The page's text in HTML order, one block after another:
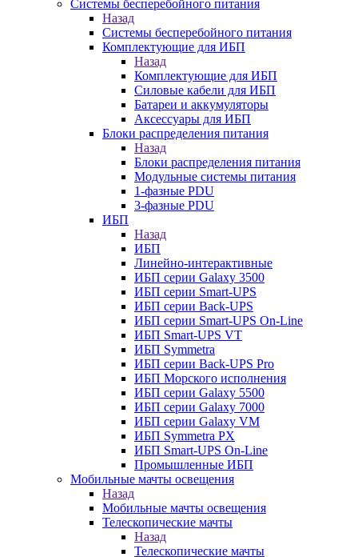
Системы бесперебойного питания
Назад
Системы бесперебойного питания
Комплектующие для ИБП
Назад
Комплектующие для ИБП
Силовые кабели для ИБП
Батареи и аккумуляторы
Аксессуары для ИБП
Блоки распределения питания
Назад
Блоки распределения питания
Модульные системы питания
1-фазные PDU
3-фазные PDU
ИБП
Назад
ИБП
Линейно-интерактивные
ИБП серии Galaxy 3500
ИБП серии Smart-UPS
ИБП серии Back-UPS
ИБП серии Smart-UPS On-Line
ИБП Smart-UPS VT
ИБП Symmetra
ИБП серии Back-UPS Pro
ИБП Морского исполнения
ИБП серии Galaxy 5500
ИБП серии Galaxy 7000
ИБП серии Galaxy VM
ИБП Symmetra PX
ИБП Smart-UPS On-Line
Промышленные ИБП
Мобильные мачты освещения
Назад
Мобильные мачты освещения
Телескопические мачты
Назад
Телескопические мачты